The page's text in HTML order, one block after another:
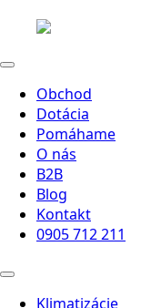
Obchod
Dotácia
Pomáhame
O nás
B2B
Blog
Kontakt
0905 712 211
Klimatizácie